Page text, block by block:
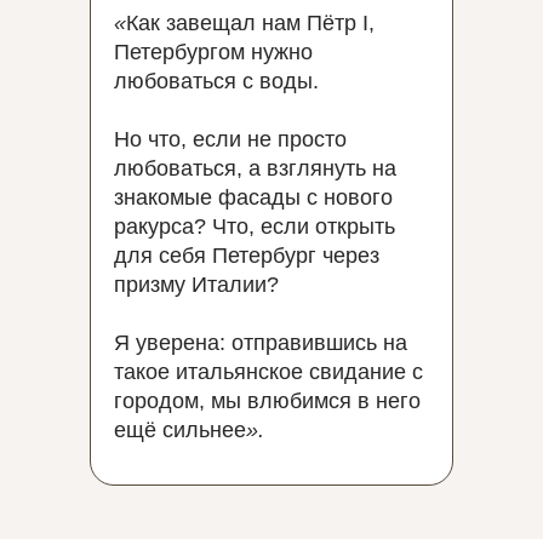
«Как завещал нам Пётр I,
Петербургом нужно
любоваться с воды.
Но что, если не просто
любоваться, а взглянуть на
знакомые фасады с нового
ракурса? Что, если открыть
для себя Петербург через
призму Италии?
Я уверена: отправившись на
такое итальянское свидание с
городом, мы влюбимся в него
ещё сильнее».